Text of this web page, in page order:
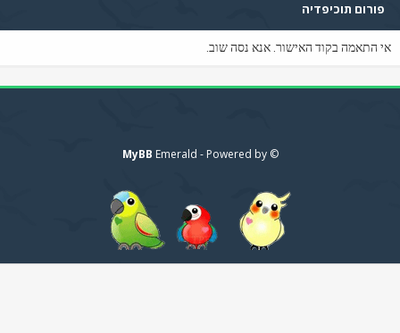
פורום תוכיפדיה
אי התאמה בקוד האישור. אנא נסה שוב.
© Emerald - Powered by
MyBB